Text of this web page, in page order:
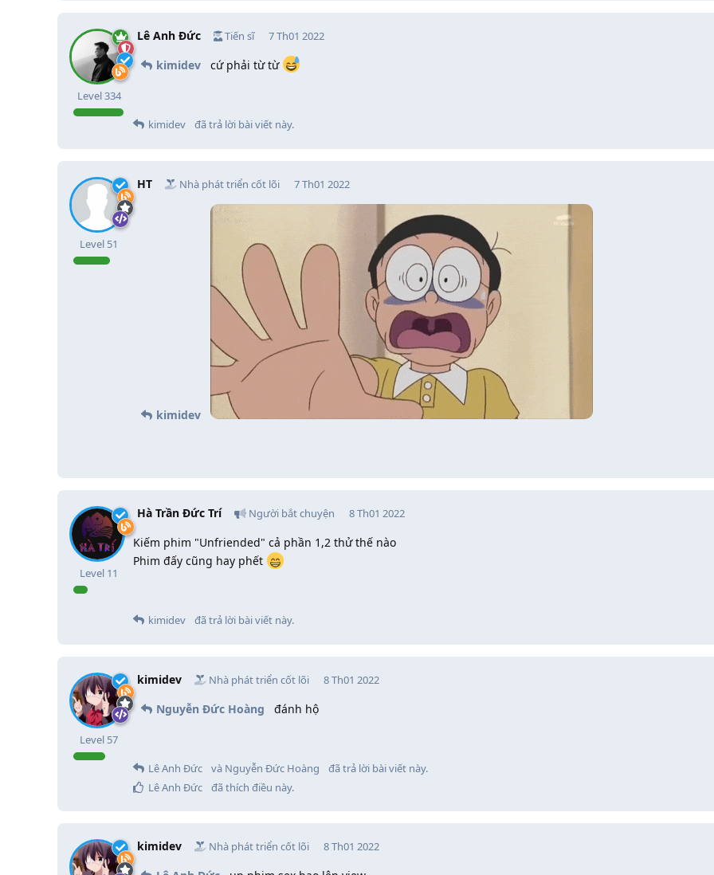
Lê Anh Đức Tiến sĩ
Level334
7 Th01 2022
kimidev cứ phải từ từ
kimidev
đã trả lời bài viết này.
HT Nhà phát triển cốt lõi
Level 51
7 Th01 2022
kimidev
Hà Trần Đức Trí Người bắt chuyện
Level 11
8 Th01 2022
Kiếm phim "Unfriended" cả phần 1,2 thử thế nào
Phim đấy cũng hay phết
kimidev
đã trả lời bài viết này.
kimidev Nhà phát triển cốt lõi
Level 57
8 Th01 2022
Nguyễn Đức Hoàng đánh hộ
Lê Anh Đức
và Nguyễn Đức Hoàng
đã trả lời bài viết này.
Lê Anh Đức
đã thích điều này.
kimidev Nhà phát triển cốt lõi 8 Th01 2022